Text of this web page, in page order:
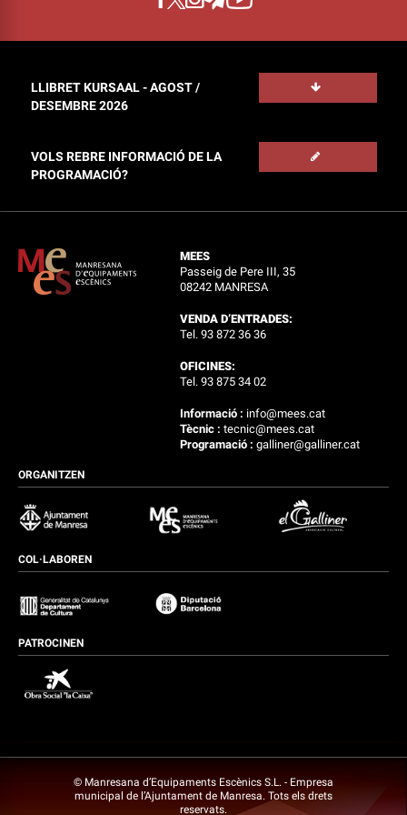
LLIBRET KURSAAL - AGOST /
DESEMBRE 2026
VOLS REBRE INFORMACIÓ DE LA
PROGRAMACIÓ?
MEES
Passeig de Pere III, 35
08242 MANRESA
VENDA D’ENTRADES:
Tel. 93 872 36 36
OFICINES:
Tel. 93 875 34 02
Informació : info@mees.cat
Tècnic :tecnic@mees.cat
Programació :galliner@galliner.cat
ORGANITZEN
COL·LABOREN
PATROCINEN
© Manresana d’Equipaments Escènics S.L. - Empresa
municipal de l’Ajuntament de Manresa. Tots els drets
reservats.